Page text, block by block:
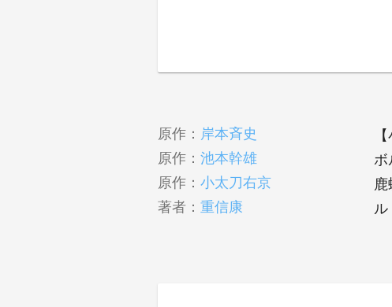
原作： 岸本斉史
原作： 池本幹雄
原作： 小太刀右京
著者： 重信康